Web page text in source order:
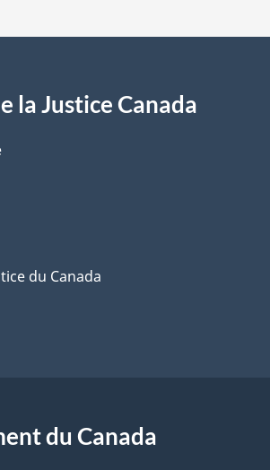
la Justice Canada
du Canada
du Canada